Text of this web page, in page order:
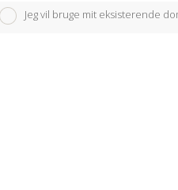
Jeg vil bruge mit eksisterende